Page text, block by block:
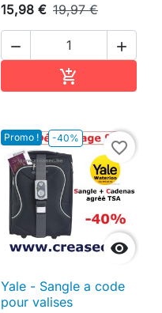
15,98 € 19,97 €
 

Promo ! -40%

favorite_border
Yale - Sangle a code
pour valises